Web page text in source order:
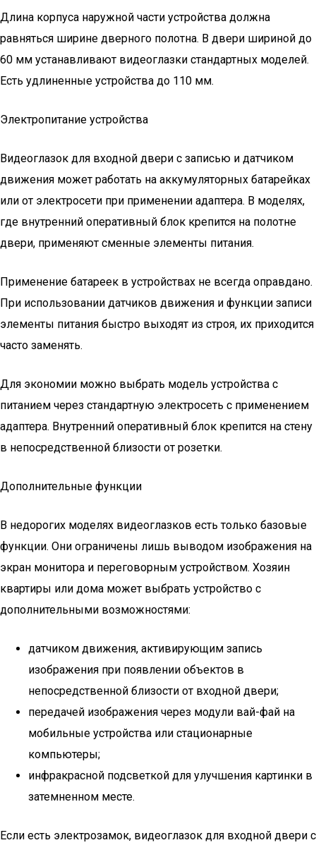
Длина корпуса наружной части устройства должна
равняться ширине дверного полотна. В двери шириной до
60 мм устанавливают видеоглазки стандартных моделей.
Есть удлиненные устройства до 110 мм.
Электропитание устройства
Видеоглазок для входной двери с записью и датчиком
движения может работать на аккумуляторных батарейках
или от электросети при применении адаптера. В моделях,
где внутренний оперативный блок крепится на полотне
двери, применяют сменные элементы питания.
Применение батареек в устройствах не всегда оправдано.
При использовании датчиков движения и функции записи
элементы питания быстро выходят из строя, их приходится
часто заменять.
Для экономии можно выбрать модель устройства с
питанием через стандартную электросеть с применением
адаптера. Внутренний оперативный блок крепится на стену
в непосредственной близости от розетки.
Дополнительные функции
В недорогих моделях видеоглазков есть только базовые
функции. Они ограничены лишь выводом изображения на
экран монитора и переговорным устройством. Хозяин
квартиры или дома может выбрать устройство с
дополнительными возможностями:
датчиком движения, активирующим запись
изображения при появлении объектов в
непосредственной близости от входной двери;
передачей изображения через модули вай-фай на
мобильные устройства или стационарные
компьютеры;
инфракрасной подсветкой для улучшения картинки в
затемненном месте.
Если есть электрозамок, видеоглазок для входной двери с